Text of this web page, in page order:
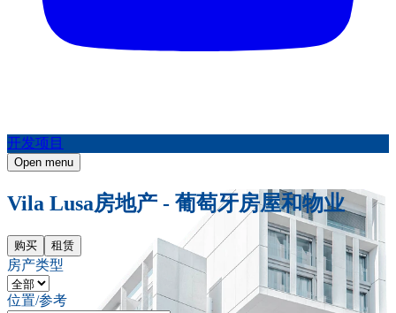
开发项目
Open menu
Vila Lusa房地产 - 葡萄牙房屋和物业
购买 租赁
房产类型
位置/参考